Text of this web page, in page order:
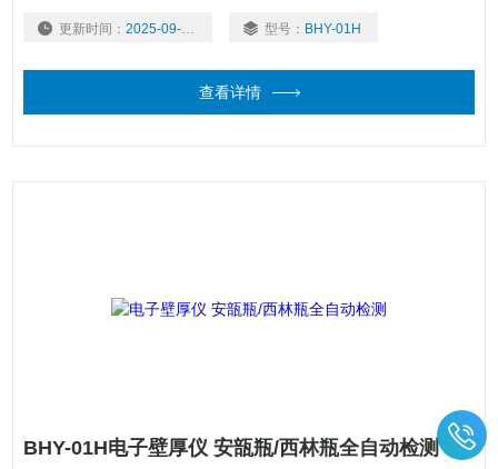
心、科研院校等单位检测产品壁厚底厚必要的仪器。
更新时间： 2025-09-17 型号： BHY-01H
查看详情
BHY-01H电子壁厚仪 安瓿瓶/西林瓶全自动检测